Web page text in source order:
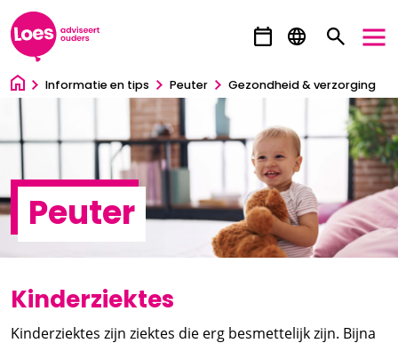
Ga direct naar inhoud
Informatie en tips Peuter Gezondheid & verzorging
Peuter
Kinderziektes
Kinderziektes zijn ziektes die erg besmettelijk zijn. Bijna